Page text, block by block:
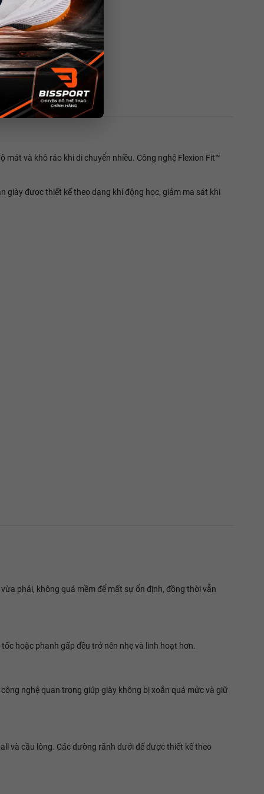
và khô ráo khi di chuyển nhiều. Công nghệ Flexion Fit™
giày được thiết kế theo dạng khí động học, giảm ma sát khi
phải, không quá mềm để mất sự ổn định, đồng thời vẫn
hoặc phanh gấp đều trở nên nhẹ và linh hoạt hơn.
nghệ quan trọng giúp giày không bị xoắn quá mức và giữ
và cầu lông. Các đường rãnh dưới đế được thiết kế theo